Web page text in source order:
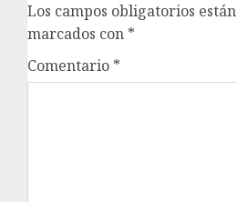
Los campos obligatorios están
marcados con *
Comentario *